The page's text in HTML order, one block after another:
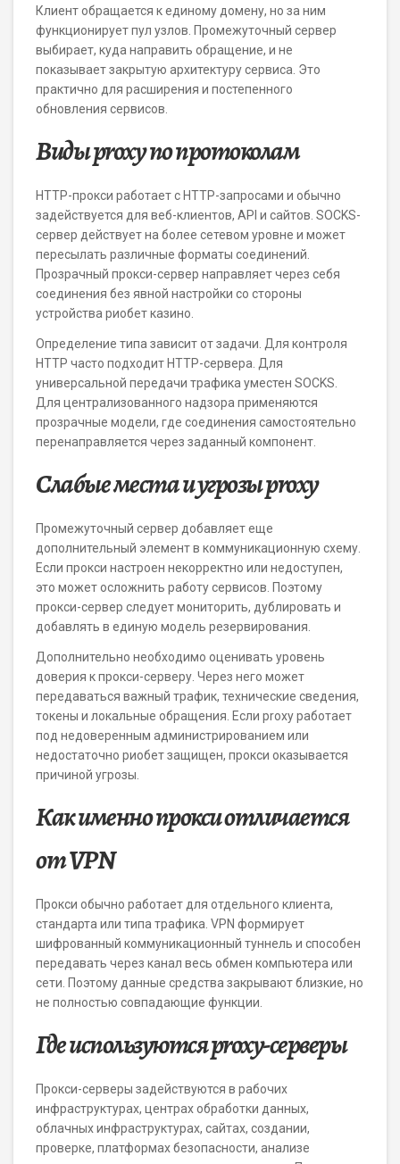
Клиент обращается к единому домену, но за ним
функционирует пул узлов. Промежуточный сервер
выбирает, куда направить обращение, и не
показывает закрытую архитектуру сервиса. Это
практично для расширения и постепенного
обновления сервисов.
Виды proxy по протоколам
HTTP-прокси работает с HTTP-запросами и обычно
задействуется для веб-клиентов, API и сайтов. SOCKS-
сервер действует на более сетевом уровне и может
пересылать различные форматы соединений.
Прозрачный прокси-сервер направляет через себя
соединения без явной настройки со стороны
устройства риобет казино.
Определение типа зависит от задачи. Для контроля
HTTP часто подходит HTTP-сервера. Для
универсальной передачи трафика уместен SOCKS.
Для централизованного надзора применяются
прозрачные модели, где соединения самостоятельно
перенаправляется через заданный компонент.
Слабые места и угрозы proxy
Промежуточный сервер добавляет еще
дополнительный элемент в коммуникационную схему.
Если прокси настроен некорректно или недоступен,
это может осложнить работу сервисов. Поэтому
прокси-сервер следует мониторить, дублировать и
добавлять в единую модель резервирования.
Дополнительно необходимо оценивать уровень
доверия к прокси-серверу. Через него может
передаваться важный трафик, технические сведения,
токены и локальные обращения. Если proxy работает
под недоверенным администрированием или
недостаточно риобет защищен, прокси оказывается
причиной угрозы.
Как именно прокси отличается
от VPN
Прокси обычно работает для отдельного клиента,
стандарта или типа трафика. VPN формирует
шифрованный коммуникационный туннель и способен
передавать через канал весь обмен компьютера или
сети. Поэтому данные средства закрывают близкие, но
не полностью совпадающие функции.
Где используются proxy-серверы
Прокси-серверы задействуются в рабочих
инфраструктурах, центрах обработки данных,
облачных инфраструктурах, сайтах, создании,
проверке, платформах безопасности, анализе